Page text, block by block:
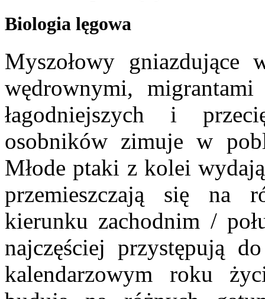
Biologia lęgowa
Myszołowy gniazdujące
wędrownymi,
łagodniejszych i
osobników zimuje w
Młode ptaki z kolei
przemieszczają się na
kierunku zachodnim /
najczęściej przystępują
kalendarzowym roku